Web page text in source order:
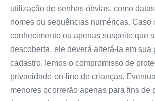
utilização de senhas óbvias, como
nomes ou sequências numéricas. Caso
conhecimento ou apenas suspeite que
descoberta, ele deverá alterá-la em sua
cadastro.Temos o compromisso de
privacidade on-line de crianças.
menores ocorrerão apenas para fins de